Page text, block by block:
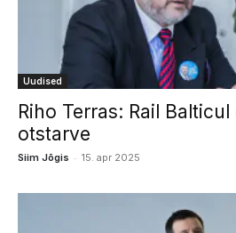
Uudised
Riho Terras: Rail
otstarve
Siim Jõgis - 15. apr 2025